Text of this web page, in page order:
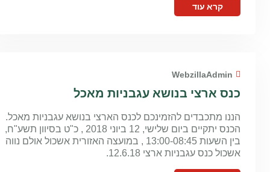
קרא עוד
WebzillaAdmin
כנס ארצי בנושא עגבניות מאכל
הננו מתכבדים להזמינכם לכנס הארצי בנושא עגבניות מאכל.
הכנס יתקיים ביום שלישי, 12 ביוני 2018 , כ"ט בסיוון תשע"ח,
בין השעות 13:00-08:45 , במועצה האזורית אשכול אולם נווה
אשכול כנס עגבניות ארצי 12.6.18.